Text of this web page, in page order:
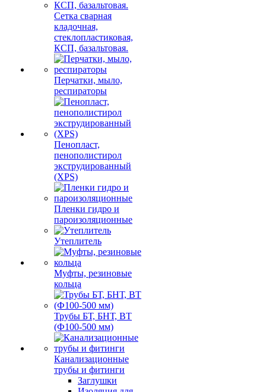
Сетка сварная
кладочная,
стеклопластиковая,
КСП, базальтовая.
Перчатки, мыло,
респираторы
Пенопласт,
пенополистирол
экструдированный
(XPS)
Пленки гидро и
пароизоляционные
Утеплитель
Муфты, резиновые
кольца
Трубы БТ, БНТ, ВТ
(Ф100-500 мм)
Канализационные
трубы и фитинги
Заглушки